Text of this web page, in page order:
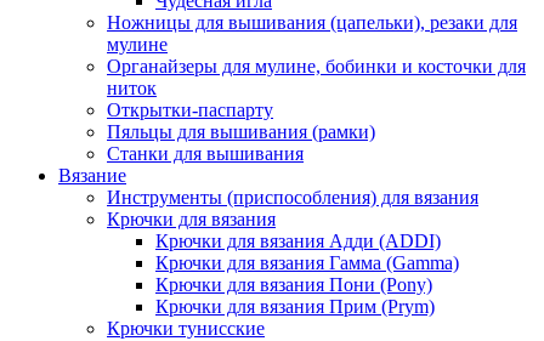
Ножницы для вышивания (цапельки), резаки для
мулине
Органайзеры для мулине, бобинки и косточки для
ниток
Открытки-паспарту
Пяльцы для вышивания (рамки)
Станки для вышивания
Вязание
Инструменты (приспособления) для вязания
Крючки для вязания
Крючки для вязания Адди (ADDI)
Крючки для вязания Гамма (Gamma)
Крючки для вязания Пони (Pony)
Крючки для вязания Прим (Prym)
Крючки тунисские